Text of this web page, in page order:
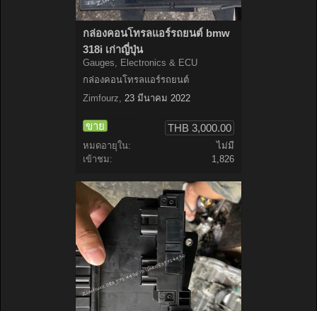
กล่องคอนโทรลแอร์รถยนต์ bmw
318i เก่าญี่ปุ่น
Gauges, Electronics & ECU
กล่องคอนโทรลแอร์รถยนต์
Zimfourz, 23 มีนาคม 2022
ขาย THB 3,000.00
หมดอายุใน:
ไม่มี
เข้าชม:
1,826